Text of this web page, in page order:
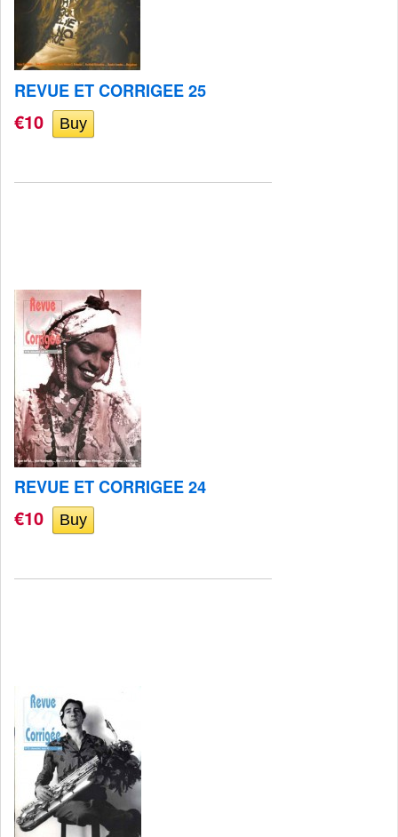
REVUE ET CORRIGEE 25
€10
REVUE ET CORRIGEE 24
€10